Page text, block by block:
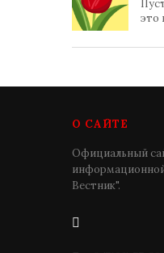
это
О САЙТЕ
Официальный
Вестник".